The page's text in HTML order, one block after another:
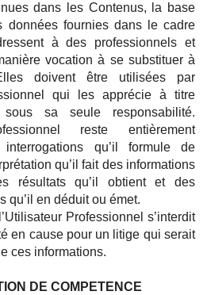
dans les Contenus, la base
données fournies dans le cadre
à des professionnels et
vocation à se substituer à
doivent être utilisées par
qui les apprécie à titre
sa seule responsabilité.
reste entièrement
qu’il formule de
qu’il fait des informations
résultats qu’il obtient et des
qu’il en déduit ou émet.
Professionnel s’interdit
en cause pour un litige qui serait
ces informations.
DE COMPETENCE